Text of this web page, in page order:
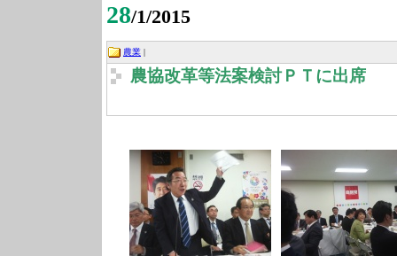
28/1/2015
農業
農協改革等法案検討ＰＴに出席